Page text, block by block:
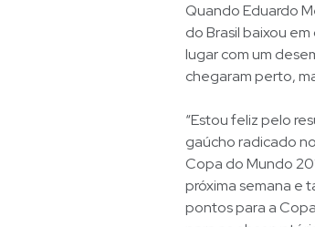
Quando Eduardo
do Brasil baixou
lugar com um
chegaram perto,
“Estou feliz pelo
gaúcho radicado
Copa do Mundo
próxima semana e
pontos para a